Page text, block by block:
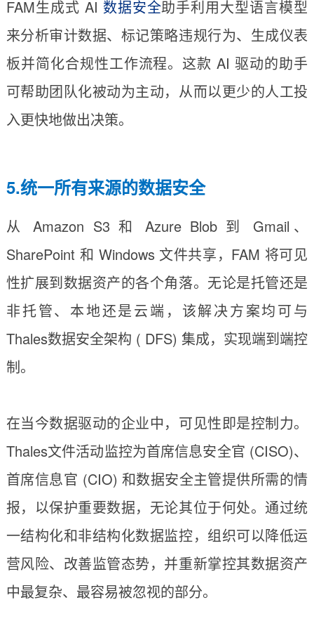
FAM生成式 AI 数据安全助手利用大型语言模型
来分析审计数据、标记策略违规行为、生成仪表
板并简化合规性工作流程。这款 AI 驱动的助手
可帮助团队化被动为主动，从而以更少的人工投
入更快地做出决策。
5.统一所有来源的数据安全
从 Amazon S3 和 Azure Blob 到 Gmail、
SharePoint 和 Windows 文件共享，FAM 将可见
性扩展到数据资产的各个角落。无论是托管还是
非托管、本地还是云端，该解决方案均可与
Thales数据安全架构 ( DFS) 集成，实现端到端控
制。
在当今数据驱动的企业中，可见性即是控制力。
Thales文件活动监控为首席信息安全官 (CISO)、
首席信息官 (CIO) 和数据安全主管提供所需的情
报，以保护重要数据，无论其位于何处。通过统
一结构化和非结构化数据监控，组织可以降低运
营风险、改善监管态势，并重新掌控其数据资产
中最复杂、最容易被忽视的部分。